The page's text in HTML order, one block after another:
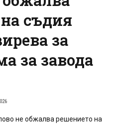
съдия
за
за завода
не обжалва решението на